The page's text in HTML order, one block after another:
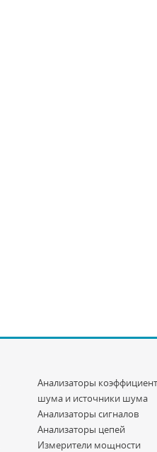
Анализаторы
шума и источники шума
Анализаторы сигналов
Анализаторы цепей
Измерители мощности